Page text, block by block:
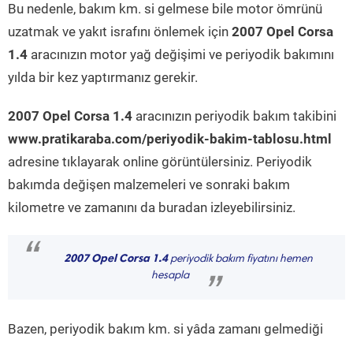
Bu nedenle, bakım km. si gelmese bile motor ömrünü
uzatmak ve yakıt israfını önlemek için 2007 Opel Corsa
1.4 aracınızın motor yağ değişimi ve periyodik bakımını
yılda bir kez yaptırmanız gerekir.
2007 Opel Corsa 1.4 aracınızın periyodik bakım takibini
www.pratikaraba.com/periyodik-bakim-tablosu.html
adresine tıklayarak online görüntülersiniz. Periyodik
bakımda değişen malzemeleri ve sonraki bakım
kilometre ve zamanını da buradan izleyebilirsiniz.
“ 2007 Opel Corsa 1.4periyodik bakım fiyatını hemen
hesapla
”
Bazen, periyodik bakım km. si yâda zamanı gelmediği